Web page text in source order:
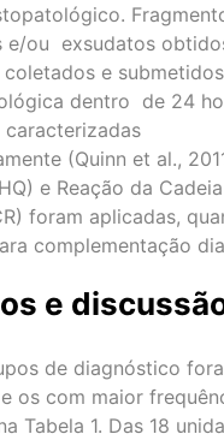
e/ou exsudatos
e
dentro de 24
(Quinn et al.,
e Reação da
foram aplicadas,
complementação
e
de diagnóstico
os com maior
Tabela 1. Das 18